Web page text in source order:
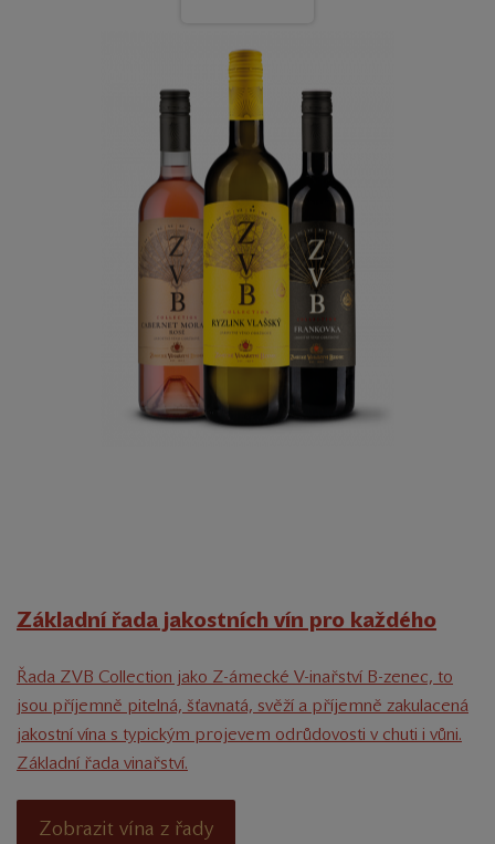
Základní řada jakostních vín pro každého
Řada ZVB Collection jako Z-ámecké V-inařství B-zenec, to
jsou příjemně pitelná, šťavnatá, svěží a příjemně zakulacená
jakostní vína s typickým projevem odrůdovosti v chuti i vůni.
Základní řada vinařství.
Zobrazit vína z řady